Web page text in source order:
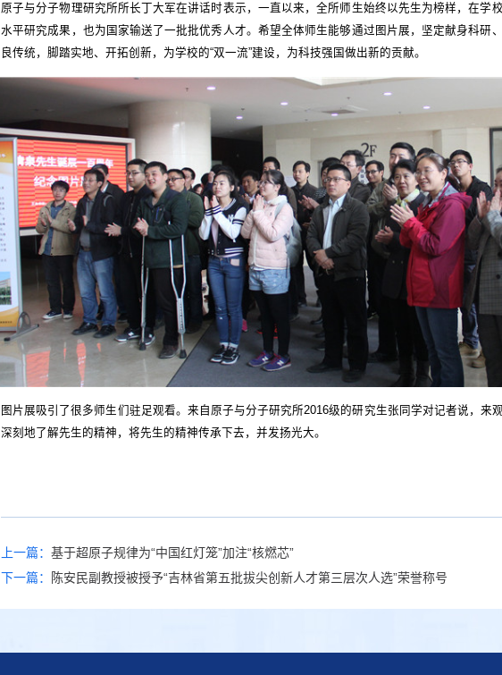
原子与分子物理研究所所长丁大军在讲话时表示，一直以来，全所师生始终以先生为榜样，在学
水平研究成果，也为国家输送了一批批优秀人才。希望全体师生能够通过图片展，坚定献身科研
良传统，脚踏实地、开拓创新，为学校的“双一流”建设，为科技强国做出新的贡献。
图片展吸引了很多师生们驻足观看。来自原子与分子研究所2016级的研究生张同学对记者说，来
深刻地了解先生的精神，将先生的精神传承下去，并发扬光大。
上一篇： 基于超原子规律为“中国红灯笼”加注“核燃芯”
下一篇：
陈安民副教授被授予“吉林省第五批拔尖创新人才第三层次人选”荣誉称号